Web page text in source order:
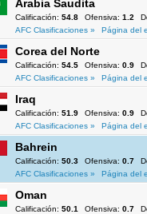
Arabia Saudita
Calificación: 54.8 Ofensiva: 1.2
AFC Clasificaciones »
Página del
Corea del Norte
Calificación: 54.5 Ofensiva: 0.9
AFC Clasificaciones »
Página del
Iraq
Calificación: 51.9 Ofensiva: 0.9
AFC Clasificaciones »
Página del
Bahrein
Calificación: 50.3 Ofensiva: 0.7
AFC Clasificaciones »
Página del
Oman
Calificación: 50.1 Ofensiva: 0.7